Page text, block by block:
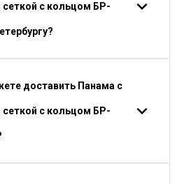
с кольцом БР-
доставить Панама с
с кольцом БР-